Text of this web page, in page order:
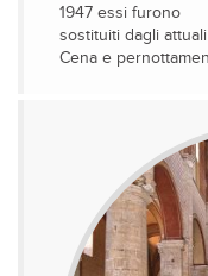
1947 essi furono
sostituiti dagli
Cena e